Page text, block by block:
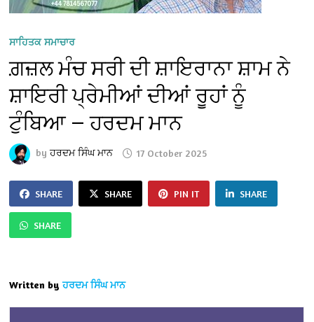
ਸਾਹਿਤਕ ਸਮਾਚਾਰ
ਗ਼ਜ਼ਲ ਮੰਚ ਸਰੀ ਦੀ ਸ਼ਾਇਰਾਨਾ ਸ਼ਾਮ ਨੇ
ਸ਼ਾਇਰੀ ਪ੍ਰੇਮੀਆਂ ਦੀਆਂ ਰੂਹਾਂ ਨੂੰ
ਟੁੰਬਿਆ — ਹਰਦਮ ਮਾਨ
byਹਰਦਮ ਸਿੰਘ ਮਾਨ 17 October 2025
SHARE SHARE PIN IT SHARE
SHARE
Written by ਹਰਦਮ ਸਿੰਘ ਮਾਨ